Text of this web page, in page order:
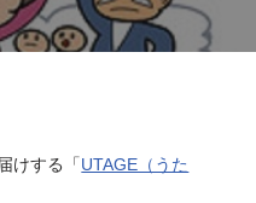
けする「UTAGE（うた